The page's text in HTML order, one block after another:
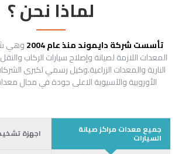
لماذا نحن ؟
تأسست شركة دايموند منذ عام 2004
وهي
المعدات اللازمة لصيانة وإصلاح سيارات الركاب
النارية والمعدات الزراعية.وكيل رسمي لكبرى
الأوروبية والآسيوية الاعلى جودة في مجال
جميع معدات مراكز صيانة
السيارات اجهزة